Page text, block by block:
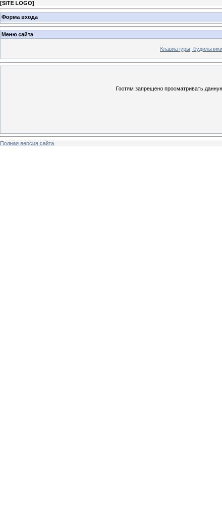
[SITE LOGO]
Форма входа
Меню сайта
Клавиатуры,
Гостям запрещено просматривать
Полная версия сайта